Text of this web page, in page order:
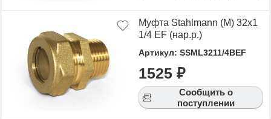
Муфта Stahlmann (M) 32х1
1/4 EF (нар.р.)
Артикул: SSML3211/4BEF
1525 ₽
Сообщить о
поступлении